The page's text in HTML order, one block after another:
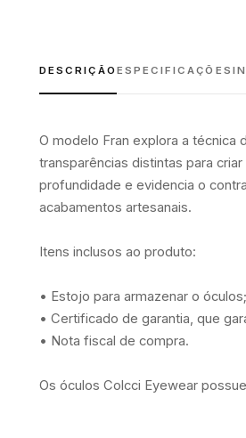
DESCRIÇÃO ESPECIFICAÇÕES
O modelo Fran explora a técnica
transparências distintas para
profundidade e evidencia o
acabamentos artesanais.
Itens inclusos ao produto:
• Estojo para armazenar o óculos;
• Certificado de garantia, que
• Nota fiscal de compra.
Os óculos Colcci Eyewear